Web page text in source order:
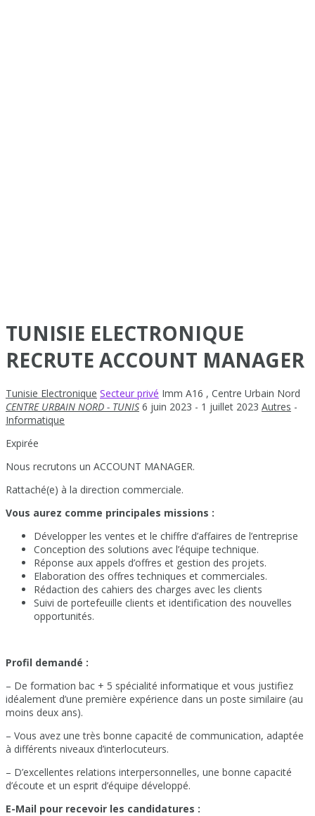
TUNISIE ELECTRONIQUE
RECRUTE ACCOUNT MANAGER
Tunisie Electronique Secteur privé Imm A16 , Centre Urbain Nord
CENTRE URBAIN NORD - TUNIS 6 juin 2023 - 1 juillet 2023 Autres -
Informatique
Expirée
Nous recrutons un ACCOUNT MANAGER.
Rattaché(e) à la direction commerciale.
Vous aurez comme principales missions :
Développer les ventes et le chiffre d’affaires de l’entreprise
Conception des solutions avec l’équipe technique.
Réponse aux appels d’offres et gestion des projets.
Elaboration des offres techniques et commerciales.
Rédaction des cahiers des charges avec les clients
Suivi de portefeuille clients et identification des nouvelles
opportunités.
Profil demandé :
– De formation bac + 5 spécialité informatique et vous justifiez
idéalement d’une première expérience dans un poste similaire (au
moins deux ans).
– Vous avez une très bonne capacité de communication, adaptée
à différents niveaux d’interlocuteurs.
– D’excellentes relations interpersonnelles, une bonne capacité
d’écoute et un esprit d’équipe développé.
E-Mail pour recevoir les candidatures :